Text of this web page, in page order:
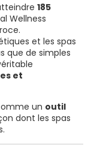
185
Wellness
et les spas
que de simples
et
un outil
dont les spas